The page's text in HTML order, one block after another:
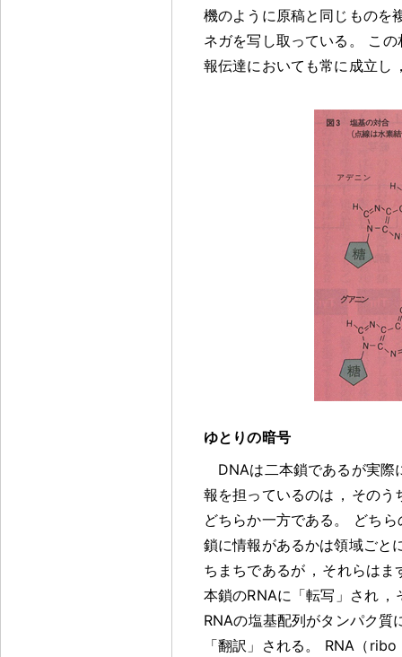
機のように原稿と同じものを
ネガを写し取っている 。
この
報伝達においても常に成立し
ゆとりの暗号
DNAは二本鎖であるが実際
報を担っているのは ， そのう
どちらか一方である 。
どちら
鎖に情報があるかは領域ごと
ちまちであるが ， それらはま
本鎖のRNAに「転写」され ，
RNAの塩基配列がタンパク質
「翻訳」される 。 RNA（ribo